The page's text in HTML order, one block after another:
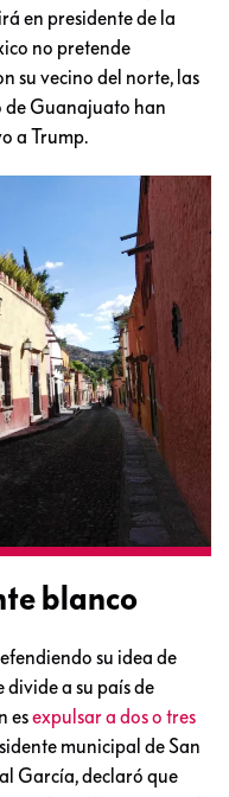
en presidente de la
no pretende
su vecino del norte, las
de Guanajuato han
a Trump.
blanco
su idea de
a su país de
esexpulsar a dos o tres
municipal de San
García, declaró que